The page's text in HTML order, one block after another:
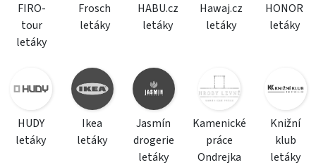
FIRO-
tour
letáky
Frosch
letáky
HABU.cz
letáky
Hawaj.cz
letáky
HONOR
letáky
HUDY
letáky
Ikea
letáky
Jasmín
drogerie
letáky
Kamenické
práce
Ondrejka
Knižní
klub
letáky